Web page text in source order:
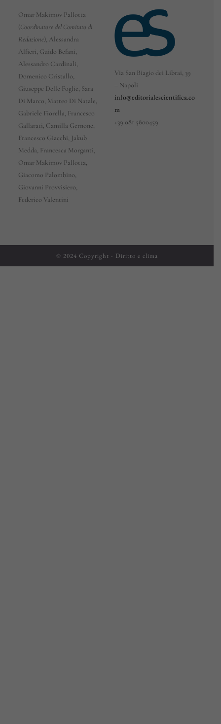
Omar Makimov Pallotta
(Coordinatore del Comitato di
Redazione), Alessandra
Alfieri, Guido Befani,
Alessandro Cardinali,
Domenico Cristallo,
Giuseppe Delle Foglie, Sara
Di Marco, Matteo Di Natale,
Gabriele Fiorella, Francesco
Gallarati, Camilla Gernone,
Francesco Giacchi, Jakub
Medda, Francesca Morganti,
Omar Makimov Pallotta,
Giacomo Palombino,
Giovanni Provvisiero,
Federico Valentini
Via San Biagio dei Librai, 39
– Napoli
info@editorialescientifica.co
m
+39 081 5800459
© 2024 Copyright - Diritto e clima